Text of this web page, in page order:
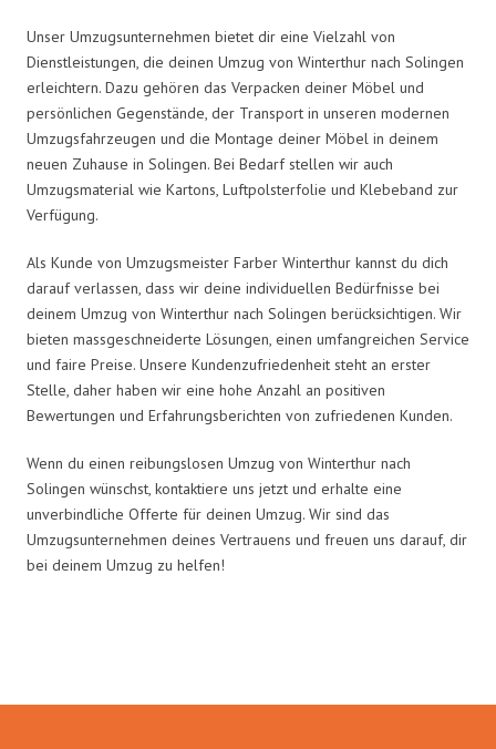
Unser Umzugsunternehmen bietet dir eine Vielzahl von
Dienstleistungen, die deinen Umzug von Winterthur nach Solingen
erleichtern. Dazu gehören das Verpacken deiner Möbel und
persönlichen Gegenstände, der Transport in unseren modernen
Umzugsfahrzeugen und die Montage deiner Möbel in deinem
neuen Zuhause in Solingen. Bei Bedarf stellen wir auch
Umzugsmaterial wie Kartons, Luftpolsterfolie und Klebeband zur
Verfügung.
Als Kunde von Umzugsmeister Farber Winterthur kannst du dich
darauf verlassen, dass wir deine individuellen Bedürfnisse bei
deinem Umzug von Winterthur nach Solingen berücksichtigen. Wir
bieten massgeschneiderte Lösungen, einen umfangreichen Service
und faire Preise. Unsere Kundenzufriedenheit steht an erster
Stelle, daher haben wir eine hohe Anzahl an positiven
Bewertungen und Erfahrungsberichten von zufriedenen Kunden.
Wenn du einen reibungslosen Umzug von Winterthur nach
Solingen wünschst, kontaktiere uns jetzt und erhalte eine
unverbindliche Offerte für deinen Umzug. Wir sind das
Umzugsunternehmen deines Vertrauens und freuen uns darauf, dir
bei deinem Umzug zu helfen!